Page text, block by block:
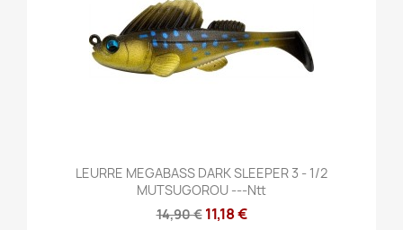
LEURRE MEGABASS DARK SLEEPER 3 - 1/2
MUTSUGOROU ---ntt
14,90 € 11,18 €